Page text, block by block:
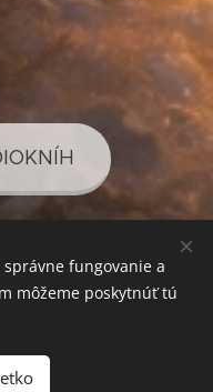
fungovanie a
môžeme poskytnúť tú